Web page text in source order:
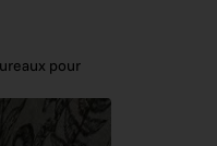
pour